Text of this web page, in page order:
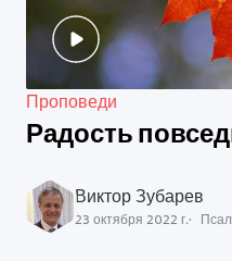
Проповеди
Радость
Виктор Зубарев
23 октября 2022 г.